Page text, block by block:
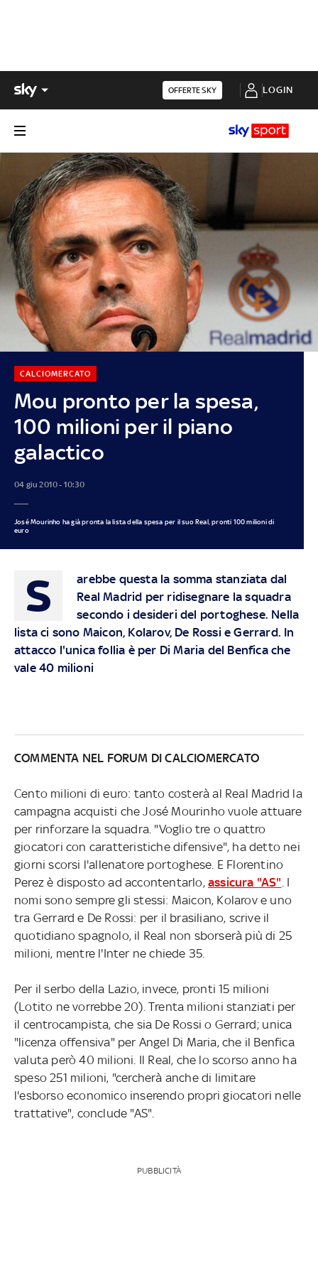
OFFERTE SKY LOGIN
Mou pronto per la spesa,
100 milioni per il piano
galactico
CALCIOMERCATO
04 giu 2010 - 10:30
José Mourinho ha già pronta la lista della spesa per il suo Real, pronti 100 milioni di
euro
S
arebbe questa la somma stanziata dal
Real Madrid per ridisegnare la squadra
secondo i desideri del portoghese. Nella
lista ci sono Maicon, Kolarov, De Rossi e Gerrard. In
attacco l'unica follia è per Di Maria del Benfica che
vale 40 milioni
COMMENTA NEL FORUM DI CALCIOMERCATO
Cento milioni di euro: tanto costerà al Real Madrid la
campagna acquisti che José Mourinho vuole attuare
per rinforzare la squadra. "Voglio tre o quattro
giocatori con caratteristiche difensive", ha detto nei
giorni scorsi l'allenatore portoghese. E Florentino
Perez è disposto ad accontentarlo, assicura "AS" . I
nomi sono sempre gli stessi: Maicon, Kolarov e uno
tra Gerrard e De Rossi: per il brasiliano, scrive il
quotidiano spagnolo, il Real non sborserà più di 25
milioni, mentre l'Inter ne chiede 35.
Per il serbo della Lazio, invece, pronti 15 milioni
(Lotito ne vorrebbe 20). Trenta milioni stanziati per
il centrocampista, che sia De Rossi o Gerrard; unica
"licenza offensiva" per Angel Di Maria, che il Benfica
valuta però 40 milioni. Il Real, che lo scorso anno ha
speso 251 milioni, "cercherà anche di limitare
l'esborso economico inserendo propri giocatori nelle
trattative", conclude "AS".
PUBBLICITÀ